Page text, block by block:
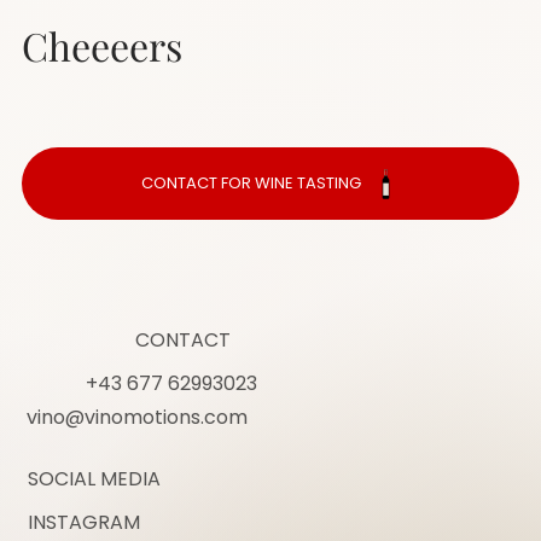
Cheeeers
CONTACT FOR WINE TASTING
CONTACT
+43 677 62993023
vino@vinomotions.com
SOCIAL MEDIA
INSTAGRAM